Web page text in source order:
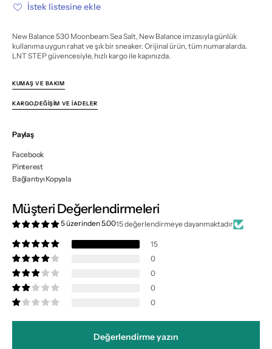
miktarı
miktarı
İstek listesine ekle
New Balance 530 Moonbeam Sea Salt, New Balance imzasıyla günlük
kullanıma uygun rahat ve şık bir sneaker. Orijinal ürün, tüm numaralarda.
LNT STEP güvencesiyle, hızlı kargo ile kapınızda.
KUMAŞ VE BAKIM
KARGO,DEĞIŞIM VE İADELER
Paylaş
Facebook
Pinterest
Bağlantıyı Kopyala
Müşteri Değerlendirmeleri
5 üzerinden 5.0015 değerlendirmeye dayanmaktadır
15
0
0
0
0
Değerlendirme yazın